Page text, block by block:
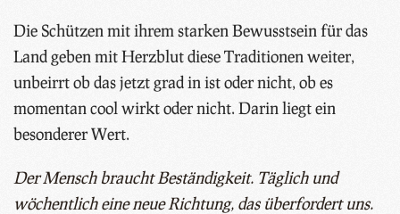
Die Schützen mit ihrem starken Bewusstsein für das
Land geben mit Herzblut diese Traditionen weiter,
unbeirrt ob das jetzt grad in ist oder nicht, ob es
momentan cool wirkt oder nicht. Darin liegt ein
besonderer Wert.
Der Mensch braucht Beständigkeit. Täglich und
wöchentlich eine neue Richtung, das überfordert uns.